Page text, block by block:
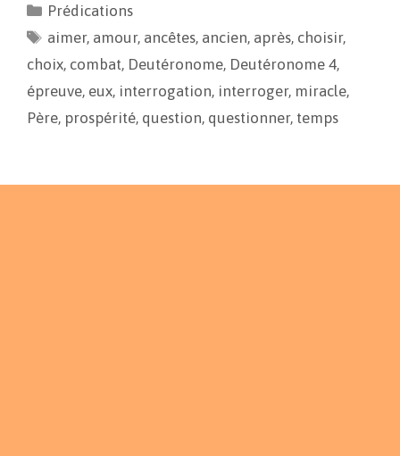
b
o
o
l
L
i
a
g
e
Prédications
aimer, amour, ancêtes, ancien, après, choisir,
choix, combat, Deutéronome, Deutéronome 4,
épreuve, eux, interrogation, interroger, miracle,
Père, prospérité, question, questionner, temps